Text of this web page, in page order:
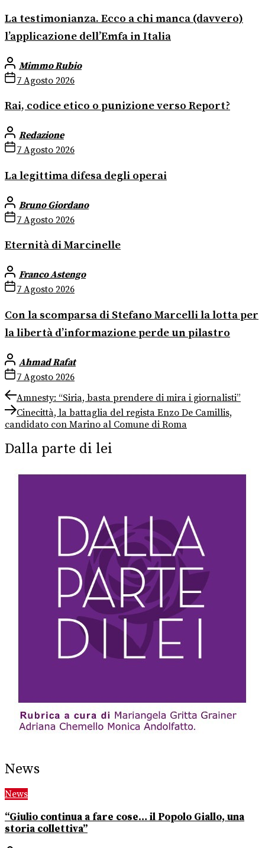
La testimonianza. Ecco a chi manca (davvero)
l’applicazione dell’Emfa in Italia
Mimmo Rubio
7 Agosto 2026
Rai, codice etico o punizione verso Report?
Redazione
7 Agosto 2026
La legittima difesa degli operai
Bruno Giordano
7 Agosto 2026
Eternità di Marcinelle
Franco Astengo
7 Agosto 2026
Con la scomparsa di Stefano Marcelli la lotta per
la libertà d’informazione perde un pilastro
Ahmad Rafat
7 Agosto 2026
Navigazione
articoli
Previous
post:
Amnesty: “Siria, basta prendere di mira i giornalisti”
Next
post:
Cinecittà, la battaglia del regista Enzo De Camillis,
candidato con Marino al Comune di Roma
Dalla parte di lei
News
News
“Giulio continua a fare cose… il Popolo Giallo, una
storia collettiva”